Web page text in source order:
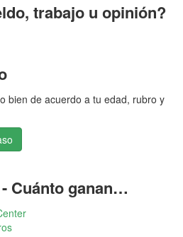
trabajo u opinión?
bien de acuerdo a tu edad, rubro y
Cuánto ganan…